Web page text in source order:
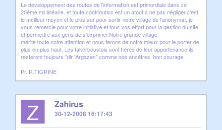
Le développement des routes de l'information est primordiale dans ce
20éme mil linéaire, et toute contribution est un atout a ne pas négliger.c'est
le meilleur moyen et le plus sur pour sortir notre village de l'anonymat, je
vous remercie pour votre initiative et tous vos effort pour la gestion du site
et permettre aux gens de s'exprimer.Notre grande village
mérite toute notre attention et nous ferons de notre mieux pour le porter de
plus en plus haut. Les takerboustois sont fières de leur appartenance ils
resteront toujours "dir 'Argazen" comme nos ancêtres. bon courage.
Pr. R.TIGRINE
Z Zahirus
30-12-2008 16:17:43